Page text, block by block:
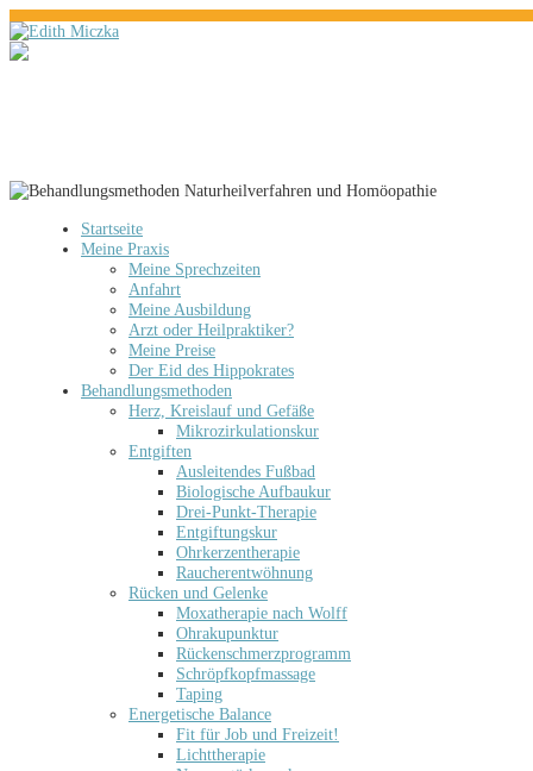
Startseite
Meine Praxis
Meine Sprechzeiten
Anfahrt
Meine Ausbildung
Arzt oder Heilpraktiker?
Meine Preise
Der Eid des Hippokrates
Behandlungsmethoden
Herz, Kreislauf und Gefäße
Mikrozirkulationskur
Entgiften
Ausleitendes Fußbad
Biologische Aufbaukur
Drei-Punkt-Therapie
Entgiftungskur
Ohrkerzentherapie
Raucherentwöhnung
Rücken und Gelenke
Moxatherapie nach Wolff
Ohrakupunktur
Rückenschmerzprogramm
Schröpfkopfmassage
Taping
Energetische Balance
Fit für Job und Freizeit!
Lichttherapie